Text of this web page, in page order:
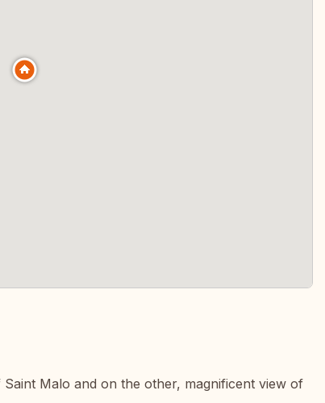
Malo and on the other, magnificent view of